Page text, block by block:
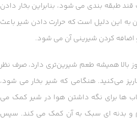
طبقه بندی می شود، بنابراین بخار دادن
به این دلیل است که حرارت دادن شیر باعث
و اضافه کردن شیرینی آن می شود.
بالا همیشه طعم شیرین‌تری دارد، صرف نظر
می‌کنید. هنگامی که شیر بخار می شود،
ها برای نگه داشتن هوا در شیر کمک می
و بدنه ای سبک به آن کمک می کند. سپس